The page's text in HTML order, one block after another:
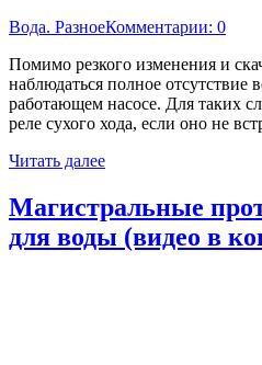
Вода. РазноеКомментарии: 0
Помимо резкого изменения и
наблюдаться полное отсутствие
работающем насосе. Для таких
реле сухого хода, если оно не
Читать далее
Магистральные
для воды (видео в